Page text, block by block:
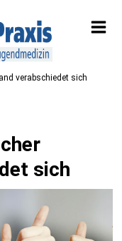
verabschiedet sich
sich